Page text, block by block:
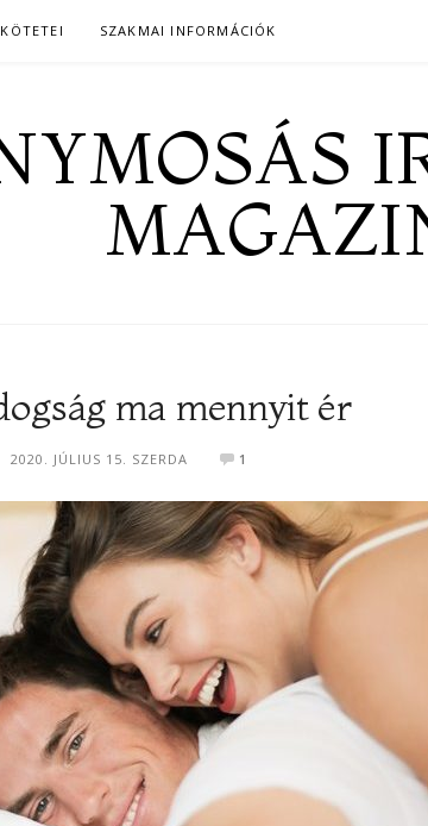
SZAKMAI INFORMÁCIÓK
ma mennyit ér
2020. JÚLIUS 15. SZERDA 1